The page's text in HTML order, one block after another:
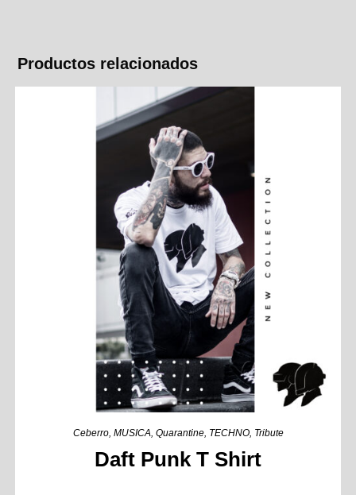
Productos relacionados
Ceberro, MUSICA, Quarantine, TECHNO, Tribute
Daft Punk T Shirt